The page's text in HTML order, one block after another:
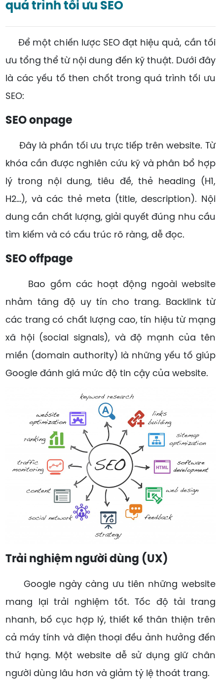
quá trình tối ưu SEO
Để một chiến lược SEO đạt hiệu quả, cần tối
ưu tổng thể từ nội dung đến kỹ thuật. Dưới đây
là các yếu tố then chốt trong quá trình tối ưu
SEO:
SEO onpage
Đây là phần tối ưu trực tiếp trên website. Từ
khóa cần được nghiên cứu kỹ và phân bổ hợp
lý trong nội dung, tiêu đề, thẻ heading (H1,
H2…), và các thẻ meta (title, description). Nội
dung cần chất lượng, giải quyết đúng nhu cầu
tìm kiếm và có cấu trúc rõ ràng, dễ đọc.
SEO offpage
Bao gồm các hoạt động ngoài website
nhằm tăng độ uy tín cho trang. Backlink từ
các trang có chất lượng cao, tín hiệu từ mạng
xã hội (social signals), và độ mạnh của tên
miền (domain authority) là những yếu tố giúp
Google đánh giá mức độ tin cậy của website.
Trải nghiệm người dùng (UX)
Google ngày càng ưu tiên những website
mang lại trải nghiệm tốt. Tốc độ tải trang
nhanh, bố cục hợp lý, thiết kế thân thiện trên
cả máy tính và điện thoại đều ảnh hưởng đến
thứ hạng. Một website dễ sử dụng giữ chân
người dùng lâu hơn và giảm tỷ lệ thoát trang.